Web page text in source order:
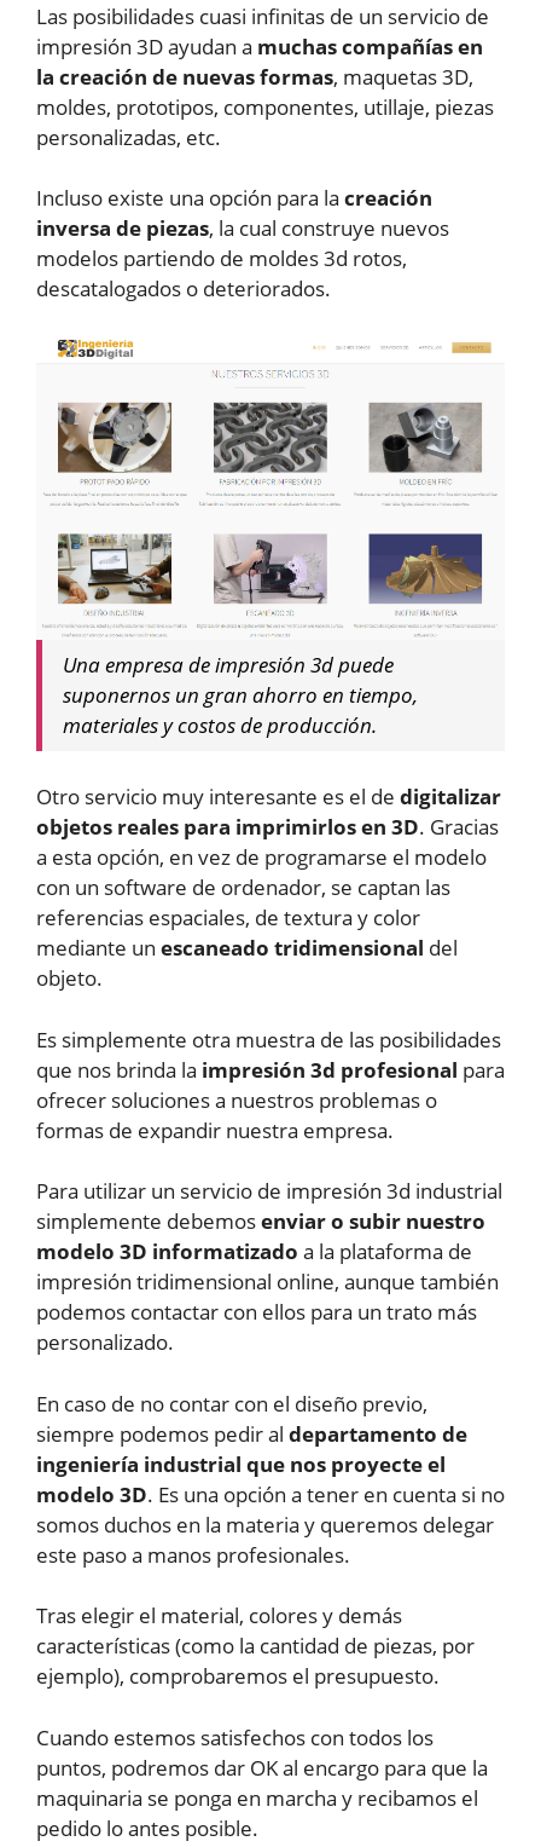
Las posibilidades cuasi infinitas de un servicio de
impresión 3D ayudan a muchas compañías en
la creación de nuevas formas, maquetas 3D,
moldes, prototipos, componentes, utillaje, piezas
personalizadas, etc.
Incluso existe una opción para la creación
inversa de piezas, la cual construye nuevos
modelos partiendo de moldes 3d rotos,
descatalogados o deteriorados.
Una empresa de impresión 3d puede
suponernos un gran ahorro en tiempo,
materiales y costos de producción.
Otro servicio muy interesante es el de digitalizar
objetos reales para imprimirlos en 3D. Gracias
a esta opción, en vez de programarse el modelo
con un software de ordenador, se captan las
referencias espaciales, de textura y color
mediante un escaneado tridimensional del
objeto.
Es simplemente otra muestra de las posibilidades
que nos brinda la impresión 3d profesional para
ofrecer soluciones a nuestros problemas o
formas de expandir nuestra empresa.
Para utilizar un servicio de impresión 3d industrial
simplemente debemosenviar o subir nuestro
modelo 3D informatizado a la plataforma de
impresión tridimensional online, aunque también
podemos contactar con ellos para un trato más
personalizado.
En caso de no contar con el diseño previo,
siempre podemos pedir al departamento de
ingeniería industrial que nos proyecte el
modelo 3D. Es una opción a tener en cuenta si no
somos duchos en la materia y queremos delegar
este paso a manos profesionales.
Tras elegir el material, colores y demás
características (como la cantidad de piezas, por
ejemplo), comprobaremos el presupuesto.
Cuando estemos satisfechos con todos los
puntos, podremos dar OK al encargo para que la
maquinaria se ponga en marcha y recibamos el
pedido lo antes posible.